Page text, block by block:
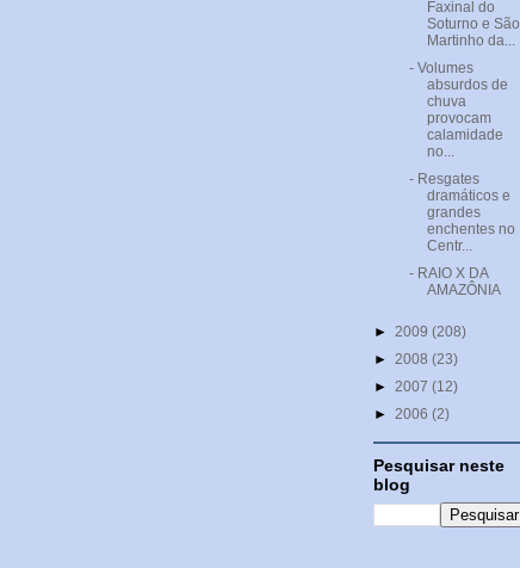
Faxinal do
Soturno e São
Martinho da...
- Volumes
absurdos de
chuva
provocam
calamidade
no...
- Resgates
dramáticos e
grandes
enchentes no
Centr...
- RAIO X DA
AMAZÔNIA
► 2009 (208)
► 2008 (23)
► 2007 (12)
► 2006 (2)
Pesquisar neste
blog